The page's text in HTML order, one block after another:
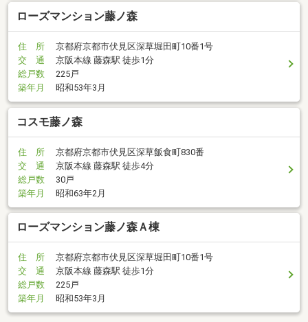
ローズマンション藤ノ森
住 所
京都府京都市伏見区深草堀田町10番1号
交 通
京阪本線 藤森駅 徒歩1分
総戸数
225戸
築年月
昭和53年3月
コスモ藤ノ森
住 所
京都府京都市伏見区深草飯食町830番
交 通
京阪本線 藤森駅 徒歩4分
総戸数
30戸
築年月
昭和63年2月
ローズマンション藤ノ森Ａ棟
住 所
京都府京都市伏見区深草堀田町10番1号
交 通
京阪本線 藤森駅 徒歩1分
総戸数
225戸
築年月
昭和53年3月